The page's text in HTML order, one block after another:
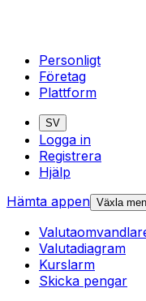
Personligt
Företag
Plattform
SV
Logga in
Registrera
Hjälp
Hämta appen Växla
Valutadiagram
Kurslarm
Skicka pengar